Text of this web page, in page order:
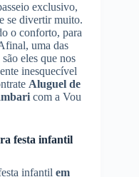
exclusivo,
se divertir muito.
o conforto, para
uma das
eles que nos
inesquecível
Aluguel de
com a Vou
festa infantil
infantil em